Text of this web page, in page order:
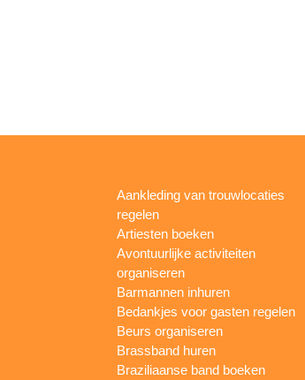
Aankleding van trouwlocaties
regelen
Artiesten boeken
Avontuurlijke activiteiten
organiseren
Barmannen inhuren
Bedankjes voor gasten regelen
Beurs organiseren
Brassband huren
Braziliaanse band boeken